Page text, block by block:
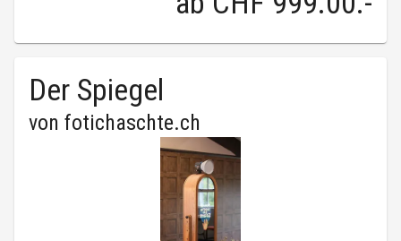
Der Spiegel
von fotichaschte.ch